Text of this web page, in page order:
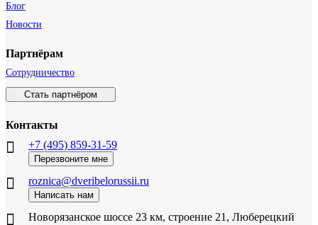
Блог
Новости
Партнёрам
Сотрудничество
Стать партнёром
Контакты
+7 (495) 859-31-59
Перезвоните мне
roznica@dveribelorussii.ru
Написать нам
Новорязанское шоссе 23 км, строение 21, Люберецкий